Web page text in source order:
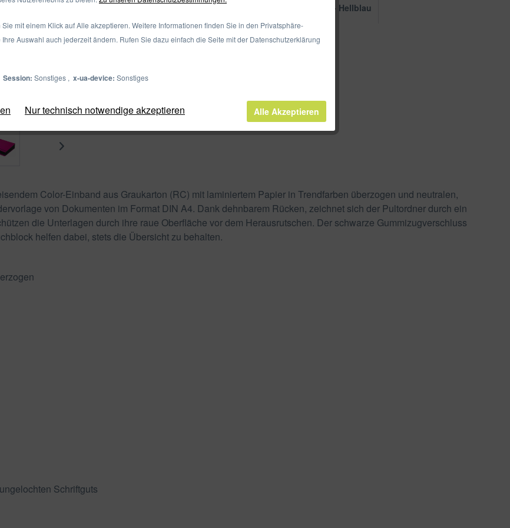
09 - Orange
13 - Hellblau
17 - lindgrün
34 -
Color-Einband aus Graukarton (RC) mit laminiertem Papier in Trendfarben überzogen und neutralen,
von Dokumenten im Format DIN A4. Dank dehnbarem Rücken, zeichnet sich der Pultordner durch ein
die Unterlagen durch ihre raue Oberfläche vor dem Herausrutschen. Der schwarze Gummizugverschluss
helfen dabei, stets die Übersicht zu behalten.
Schriftguts
mit einem Klick auf Alle akzeptieren. Weitere Informationen finden Sie in den Privatsphäre-
Auswahl auch jederzeit ändern. Rufen Sie dazu einfach die Seite mit der Datenschutzerklärung
Session: Sonstiges , x-ua-device: Sonstiges
Nur technisch notwendige akzeptieren Alle Akzeptieren